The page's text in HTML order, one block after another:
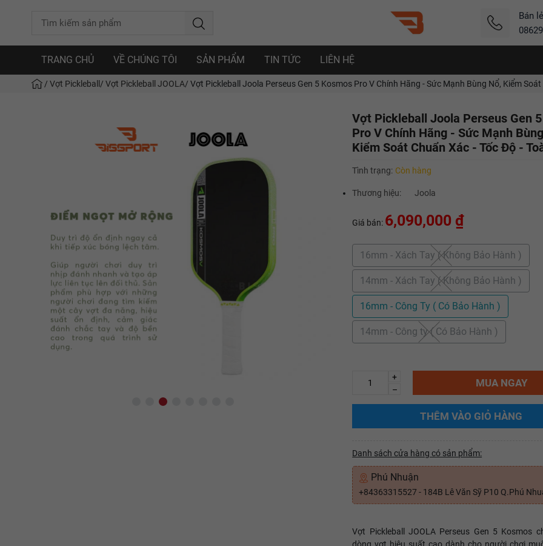
Bán
TRANG CHỦ VỀ CHÚNG TÔI SẢN PHẨM TIN TỨC LIÊN HỆ
/ Vợt Pickleball / Vợt Pickleball JOOLA/ Vợt Pickleball Joola Perseus Gen 5 Kosmos Pro V Chính Hãng - Sức Mạnh Bùng Nổ, Kiểm
Vợt Pickleball Joola Perseus Gen
Pro V Chính Hãng - Sức Mạnh
Kiểm Soát Chuẩn Xác - Tốc Độ -
Tình trạng: Còn hàng
Thương hiệu: Joola
Giá bán: 6,090,000 ₫
16mm - Xách Tay ( Không Bảo Hành )
14mm - Xách Tay ( Không Bảo Hành )
16mm - Công Ty ( Có Bảo Hành )
14mm - Công ty ( Có Bảo Hành )
+
–
MUA NGAY
THÊM VÀO GIỎ HÀNG
Danh sách cửa hàng có sản phẩm:
Phú Nhuận
+84363315527 - 184B Lê Văn Sỹ P10 Q.Phú
Vợt Pickleball JOOLA Perseus Gen 5 Kosmos